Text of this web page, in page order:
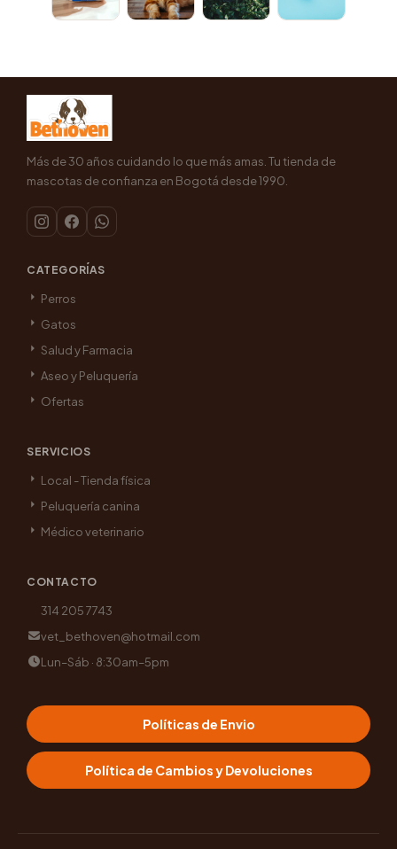
Más de 30 años cuidando lo que más amas. Tu tienda de
mascotas de confianza en Bogotá desde 1990.
CATEGORÍAS
Perros
Gatos
Salud y Farmacia
Aseo y Peluquería
Ofertas
SERVICIOS
Local - Tienda física
Peluquería canina
Médico veterinario
CONTACTO
314 205 7743
vet_bethoven@hotmail.com
Lun–Sáb · 8:30am–5pm
Políticas de Envio
Política de Cambios y Devoluciones